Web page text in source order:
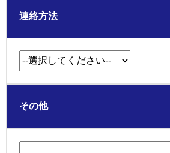
連絡方法
その他